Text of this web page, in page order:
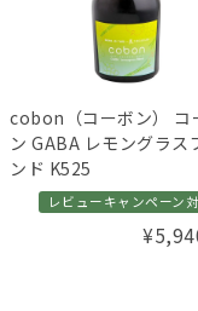
cobon（コーボン） コ
ン GABA レモングラス
ンド K525
レビューキャンペーン
¥